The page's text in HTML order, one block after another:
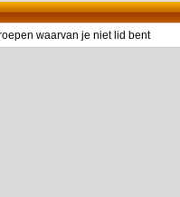
waarvan je niet lid bent